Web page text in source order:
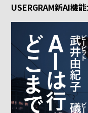
USERGRAM新AI機